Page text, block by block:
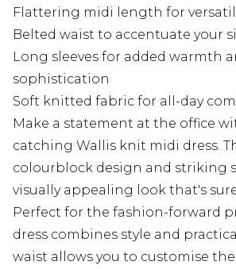
Flattering midi length for
Belted waist to accentuate your
Long sleeves for added warmth
sophistication
Soft knitted fabric for all-day
Make a statement at the office
catching Wallis knit midi dress.
colourblock design and striking
visually appealing look that's
Perfect for the fashion-forward
dress combines style and
waist allows you to customise